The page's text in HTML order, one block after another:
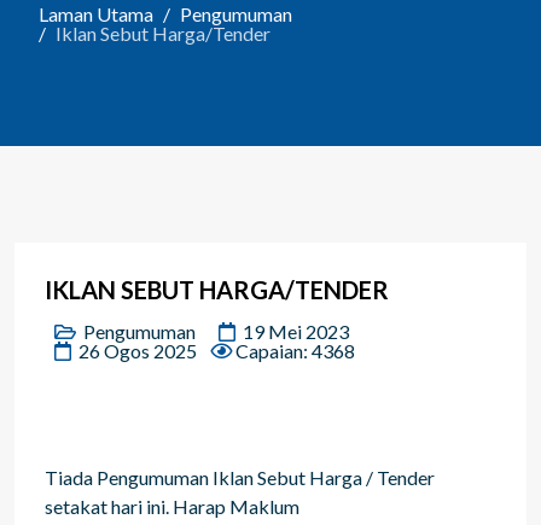
Laman Utama
Pengumuman
Iklan Sebut Harga/Tender
IKLAN SEBUT HARGA/TENDER
Pengumuman
19 Mei 2023
26 Ogos 2025
Capaian: 4368
Tiada Pengumuman Iklan Sebut Harga / Tender
setakat hari ini. Harap Maklum